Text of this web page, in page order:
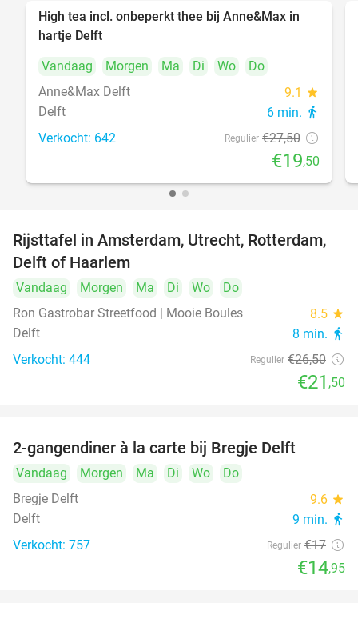
29%
High tea incl. onbeperkt thee bij Anne&Max in
hartje Delft
Vandaag
Morgen Ma Di Wo
Do
Anne&Max Delft
9.1 star
Delft 6 min. directions_walk
Verkocht: 642 Regulier €27,50
€19,50
19%
Rijsttafel in Amsterdam, Utrecht, Rotterdam,
Delft of Haarlem
Vandaag Morgen Ma Di Wo
Do
Ron Gastrobar Streetfood | Mooie Boules
8.5 star
Delft 8 min. directions_walk
Verkocht: 444 Regulier €26,50
€21 ,50
2-gangendiner à la carte bij Bregje Delft
Vandaag Morgen Ma Di Wo
Do
Bregje Delft
9.6 star
Delft 9 min. directions_walk
Verkocht: 757 Regulier €17
€14,95